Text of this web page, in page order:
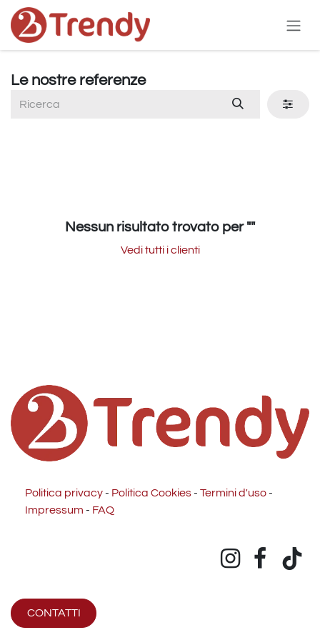
Passa al contenuto
Le nostre referenze
Nessun risultato trovato per ""
Vedi tutti i clienti
Politica privacy- Politica Cookies- Termini d'uso-
Impressum - FAQ
CONTATTI